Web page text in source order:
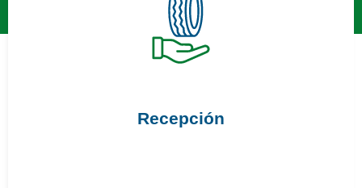
Recepción